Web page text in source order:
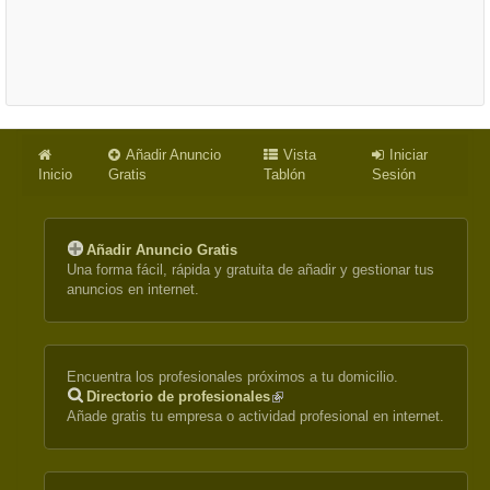
Inicio
Añadir Anuncio
Gratis
Vista
Tablón
Iniciar
Sesión
Añadir Anuncio Gratis
Una forma fácil, rápida y gratuita de añadir y gestionar tus
anuncios en internet.
Encuentra los profesionales próximos a tu domicilio.
Directorio de profesionales(link
is
Añade gratis tu empresa o actividad profesional en internet.